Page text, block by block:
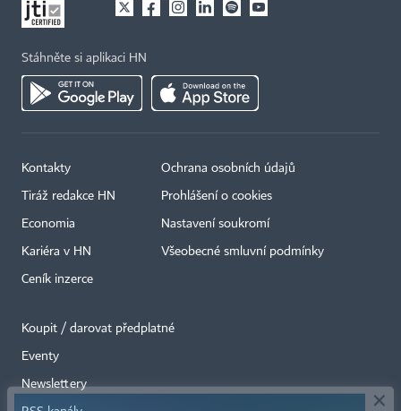
Stáhněte si aplikaci HN
Kontakty
Tiráž redakce HN
Economia
Kariéra v HN
Ceník inzerce
Ochrana osobních údajů
Prohlášení o cookies
Nastavení soukromí
Všeobecné smluvní podmínky
Koupit / darovat předplatné
Eventy
Newslettery